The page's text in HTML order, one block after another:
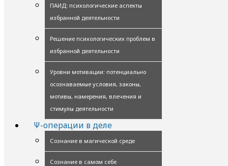
ПАИД: психологические аспекты
избранной деятельности
Решение психологических проблем в
избранной деятельности
Уровни мотивации: потенциально
осознаваемые условия, законы,
мотивы, намерения, влечения и
стимулы деятельности
Ψ-операции в деле
Сознание в магической среде
Сознание в самом себе